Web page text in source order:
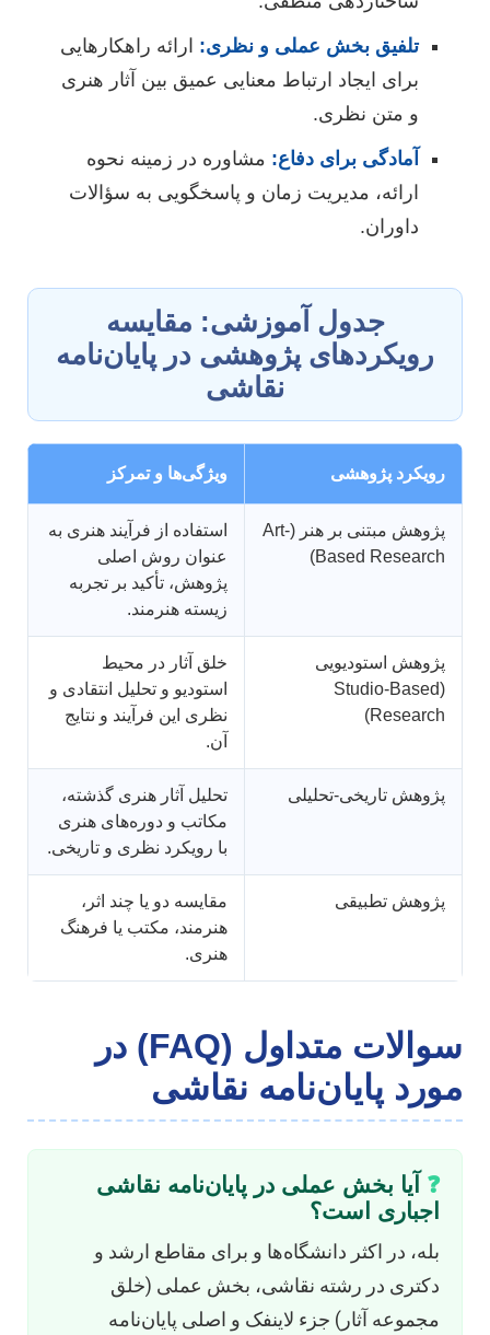
تلفیق بخش عملی و نظری:ارائه راهکارهایی
برای ایجاد ارتباط معنایی عمیق بین آثار هنری
و متن نظری.
آمادگی برای دفاع:مشاوره در زمینه نحوه
ارائه، مدیریت زمان و پاسخگویی به سؤالات
داوران.
جدول آموزشی: مقایسه
رویکردهای پژوهشی در پایان‌نامه
نقاشی
رویکرد پژوهشی ویژگی‌ها و تمرکز
پژوهش مبتنی بر هنر (Art-
Based Research)
استفاده از فرآیند هنری به
عنوان روش اصلی
پژوهش، تأکید بر تجربه
زیسته هنرمند.
پژوهش استودیویی
(Studio-Based
Research)
خلق آثار در محیط
استودیو و تحلیل انتقادی و
نظری این فرآیند و نتایج
پژوهش تاریخی-تحلیلی
تحلیل آثار هنری گذشته،
مکاتب و دوره‌های هنری
با رویکرد نظری و تاریخی.
پژوهش تطبیقی
مقایسه دو یا چند اثر،
هنرمند، مکتب یا فرهنگ
هنری.
سوالات متداول (FAQ) در
پایان‌نامه نقاشی
آیا بخش عملی در پایان‌نامه نقاشی
اجباری است؟
بله، در اکثر دانشگاه‌ها و برای مقاطع ارشد و
دکتری در رشته نقاشی، بخش عملی (خلق
مجموعه آثار) جزء لاینفک و اصلی پایان‌نامه